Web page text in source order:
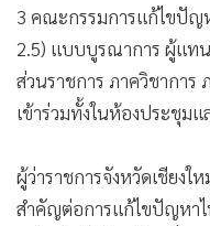
ปี 2569 เตรียมพร้อมต่อย
และยกระดับการทำงานแ
ช่วยสนับสนุน และปรับมา
บริบทของแต่ละพื้นที่ชุมช